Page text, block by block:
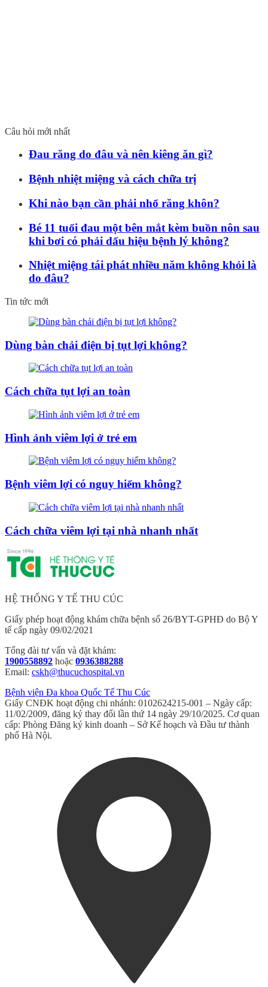
Câu hỏi mới nhất
Đau răng do đâu và nên kiêng ăn gì?
Bệnh nhiệt miệng và cách chữa trị
Khi nào bạn cần phải nhổ răng khôn?
Bé 11 tuổi đau một bên mắt kèm buồn nôn sau
khi bơi có phải dấu hiệu bệnh lý không?
Nhiệt miệng tái phát nhiều năm không khỏi là
do đâu?
Tin tức mới
Dùng bàn chải điện bị tụt lợi không?
Cách chữa tụt lợi an toàn
Hình ảnh viêm lợi ở trẻ em
Bệnh viêm lợi có nguy hiểm không?
Cách chữa viêm lợi tại nhà nhanh nhất
HỆ THỐNG Y TẾ THU CÚC
Giấy phép hoạt động khám chữa bệnh số 26/BYT-GPHĐ do Bộ Y
tế cấp ngày 09/02/2021
Tổng đài tư vấn và đặt khám:
1900558892 hoặc 0936388288
Email: cskh@thucuchospital.vn
Bệnh viện Đa khoa Quốc Tế Thu Cúc
Giấy CNĐK hoạt động chi nhánh: 0102624215-001 – Ngày cấp:
11/02/2009, đăng ký thay đổi lần thứ 14 ngày 29/10/2025. Cơ quan
cấp: Phòng Đăng ký kinh doanh – Sở Kế hoạch và Đầu tư thành
phố Hà Nội.